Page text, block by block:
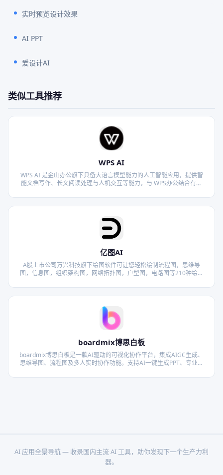
实时预览设计效果
AI PPT
爱设计AI
类似工具推荐
WPS AI
WPS AI 是金山办公旗下具备大语言模型能力的人工智能应用，提供智
能文档写作、长文阅读处理与人机交互等能力，与 WPS办公结合有自
公，提升用户体验。
亿图AI
A股上市公司万兴科技旗下绘图软件可让您轻松绘制流程图，思维导
图，信息图，组织架构图，网络拓扑图，户型图，电路图等210种绘图
领域。
boardmix博思白板
boardmix博思白板是一款AI驱动的可视化协作平台，集成AIGC生成、
思维导图、流程图及多人实时协作功能。支持AI一键生成PPT、专业脑
协作效率。
AI 应用全景导航 — 收录国内主流 AI 工具，助你发现下一个生产力利
器。